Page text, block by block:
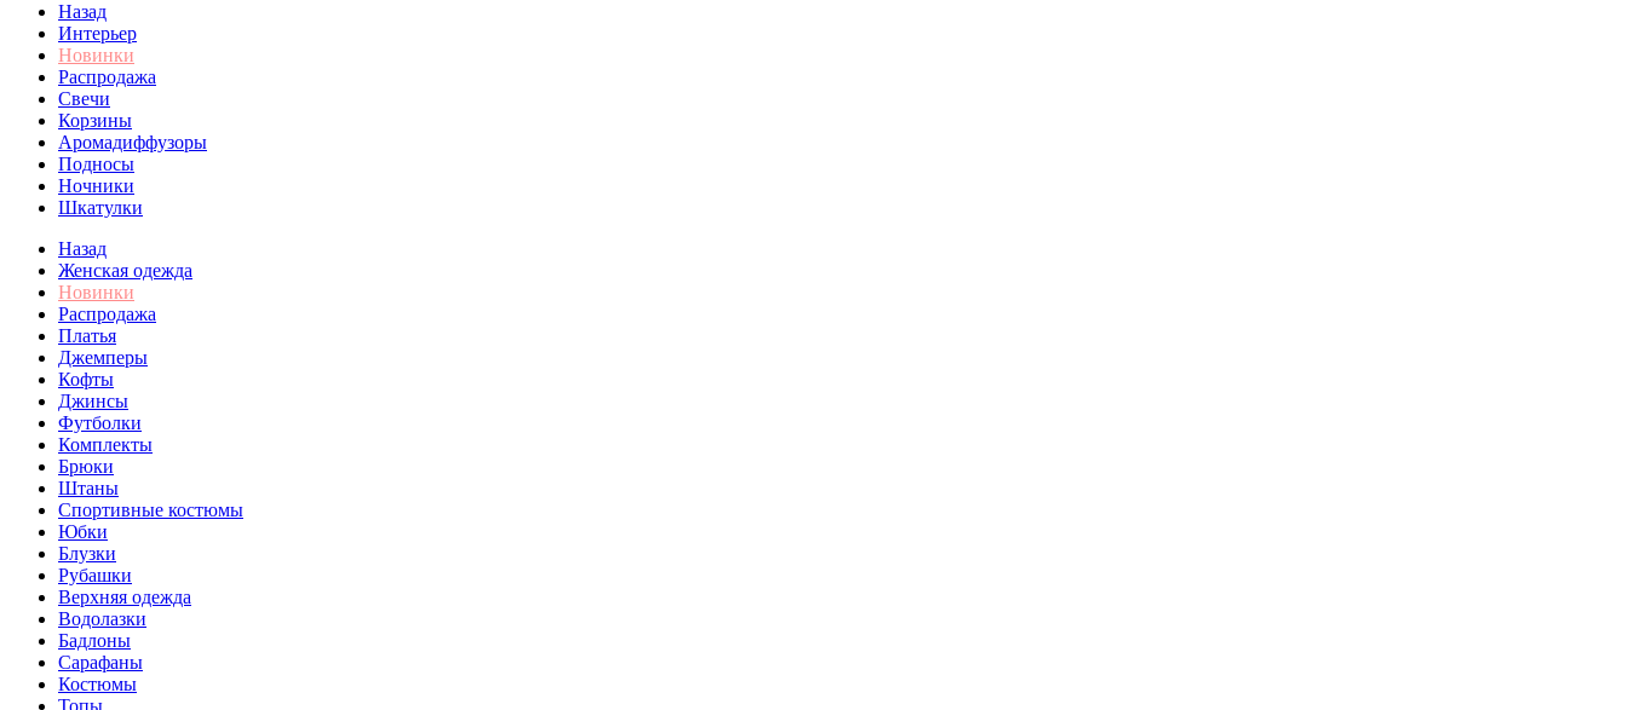
Назад
Интерьер
Новинки
Распродажа
Свечи
Корзины
Аромадиффузоры
Подносы
Ночники
Шкатулки
Назад
Женская одежда
Новинки
Распродажа
Платья
Джемперы
Кофты
Джинсы
Футболки
Комплекты
Брюки
Штаны
Спортивные костюмы
Юбки
Блузки
Рубашки
Верхняя одежда
Водолазки
Бадлоны
Сарафаны
Костюмы
Топы